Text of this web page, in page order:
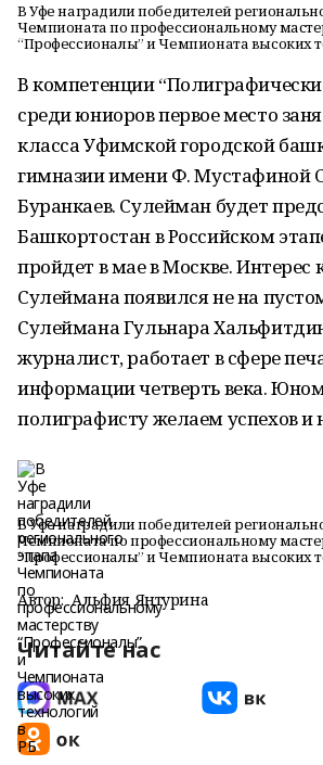
В Уфе наградили победителей
Чемпионата по профессиональному
“Профессионалы” и Чемпионата высоких
В компетенции
среди юниоров первое место
класса Уфимской городской
гимназии имени Ф. Мустафиной
Буранкаев. Сулейман будет
Башкортостан в Российском
пройдет в мае в Москве. Интерес
Сулеймана появился не на
Сулеймана Гульнара
журналист, работает в сфере
информации четверть века.
полиграфисту желаем успехов и
В Уфе наградили победителей
Чемпионата по профессиональному
“Профессионалы” и Чемпионата высоких
Автор: Альфия Янтурина
Читайте нас